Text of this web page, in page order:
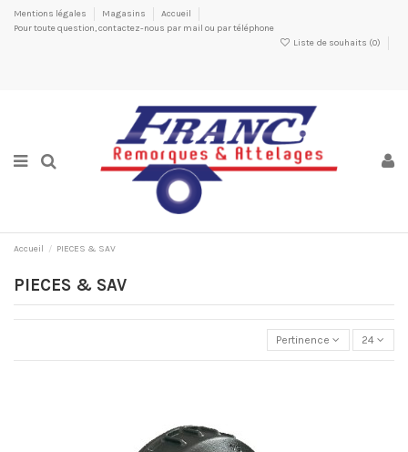
Mentions légales Magasins
Accueil
Pour toute question, contactez-nous par mail ou par téléphone
Liste de souhaits (0)
Accueil PIECES & SAV
PIECES & SAV
Pertinence 24